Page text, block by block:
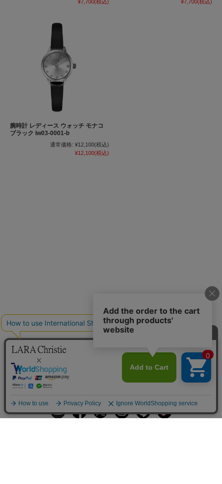
¥7,700(税込)
¥7,700(税込)
腕時計 レディース ウォッチ モナコ
ブラック lw03-0001-b
通常価格: ¥12,100(税込)
¥12,100(税込)